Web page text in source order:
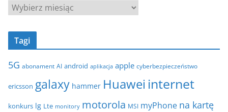
e
A
r
c
w
Tagi
5G abonament AI android aplikacja apple cyberbezpieczeństwo
ericsson galaxy hammer Huawei internet
konkurs lg Lte monitory motorola MSI myPhone na kartę